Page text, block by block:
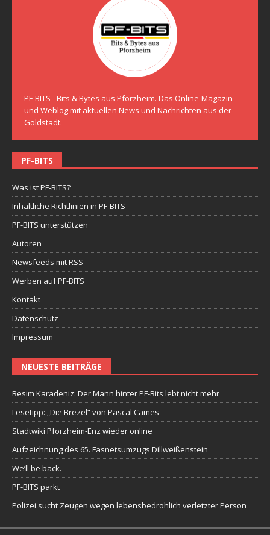
PF-BITS - Bits & Bytes aus Pforzheim. Das Online-Magazin
und Weblog mit aktuellen News und Nachrichten aus der
Goldstadt.
PF-BITS
Was ist PF-BITS?
Inhaltliche Richtlinien in PF-BITS
PF-BITS unterstützen
Autoren
Newsfeeds mit RSS
Werben auf PF-BITS
Kontakt
Datenschutz
Impressum
NEUESTE BEITRÄGE
Besim Karadeniz: Der Mann hinter PF-Bits lebt nicht mehr
Lesetipp: „Die Brezel“ von Pascal Cames
Stadtwiki Pforzheim-Enz wieder online
Aufzeichnung des 65. Fasnetsumzugs Dillweißenstein
We’ll be back.
PF-BITS parkt
Polizei sucht Zeugen wegen lebensbedrohlich verletzter Person